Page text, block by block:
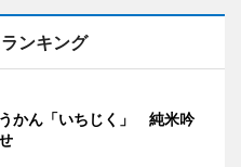
ンキング
かん「いちじく」 純米吟